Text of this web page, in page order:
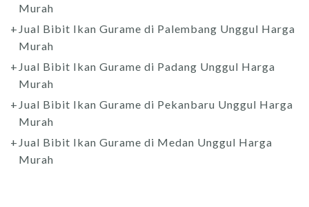
Murah
Jual Bibit Ikan Gurame di Palembang Unggul Harga
Murah
Jual Bibit Ikan Gurame di Padang Unggul Harga
Murah
Jual Bibit Ikan Gurame di Pekanbaru Unggul Harga
Murah
Jual Bibit Ikan Gurame di Medan Unggul Harga
Murah